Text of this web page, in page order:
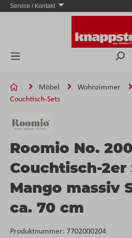
Zum Hauptinhalt springen
Service / Kontakt
Möbel Wohnzimmer
Couchtisch-Sets
Roomio No.
Couchtisch-2er
Mango massiv
ca. 70 cm
Produktnummer: 7702000204